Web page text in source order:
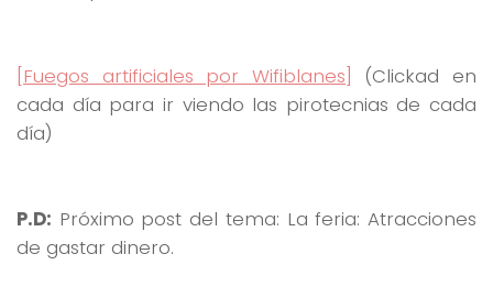
[Fuegos artificiales por Wifiblanes]
(Clickad en
cada día para ir viendo las pirotecnias de cada
día)
P.D: Próximo post del tema: La feria: Atracciones
de gastar dinero.